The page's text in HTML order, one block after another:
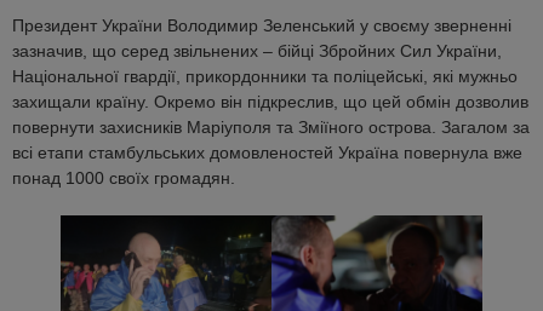
Президент України Володимир Зеленський у своєму зверненні
зазначив, що серед звільнених – бійці Збройних Сил України,
Національної гвардії, прикордонники та поліцейські, які мужньо
захищали країну. Окремо він підкреслив, що цей обмін дозволив
повернути захисників Маріуполя та Зміїного острова. Загалом за
всі етапи стамбульських домовленостей Україна повернула вже
понад 1000 своїх громадян.